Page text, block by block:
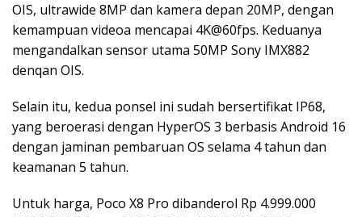
OIS, ultrawide 8MP dan kamera depan 20MP, dengan
kemampuan videoa mencapai 4K@60fps. Keduanya
mengandalkan sensor utama 50MP Sony IMX882
denqan OIS.
Selain itu, kedua ponsel ini sudah bersertifikat IP68,
yang beroerasi dengan HyperOS 3 berbasis Android 16
dengan jaminan pembaruan OS selama 4 tahun dan
keamanan 5 tahun.
Untuk harga, Poco X8 Pro dibanderol Rp 4.999.000